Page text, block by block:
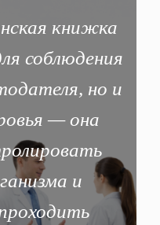
книжка
соблюдения
но и
— она
и
6
32, корп.
стр. 4
пер., 3
1